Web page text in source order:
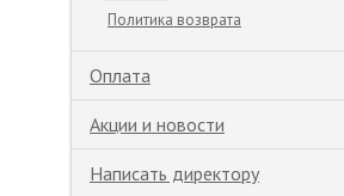
Политика возврата
Оплата
Акции и новости
Написать директору